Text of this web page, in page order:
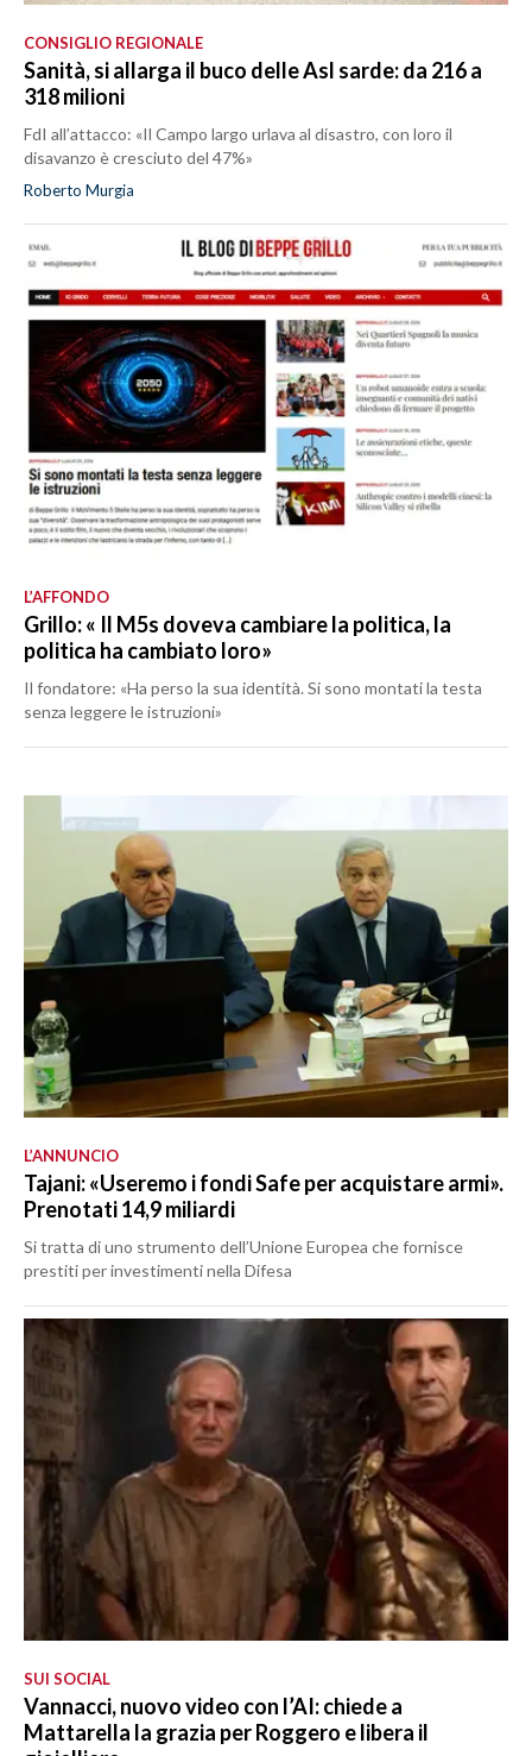
CONSIGLIO REGIONALE
Sanità, si allarga il buco delle Asl sarde: da 216 a
318 milioni
FdI all’attacco: «Il Campo largo urlava al disastro, con loro il
disavanzo è cresciuto del 47%»
Roberto Murgia
L’AFFONDO
Grillo: « Il M5s doveva cambiare la politica, la
politica ha cambiato loro»
Il fondatore: «Ha perso la sua identità. Si sono montati la testa
senza leggere le istruzioni»
L’ANNUNCIO
Tajani: «Useremo i fondi Safe per acquistare armi».
Prenotati 14,9 miliardi
Si tratta di uno strumento dell’Unione Europea che fornisce
prestiti per investimenti nella Difesa
SUI SOCIAL
Vannacci, nuovo video con l’AI: chiede a
Mattarella la grazia per Roggero e libera il